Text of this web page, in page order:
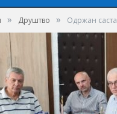
» Друштво » Одржан